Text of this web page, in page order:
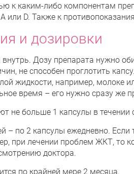
к каким-либо компонентам
или D. Также к
и дозировки
Дозу препарата нужно
не способен проглотить
жидкости, например, молоке
время – его нужно сразу же
не больше 1 капсулы в течении
– по 2 капсулы ежедневно. Если
при лечении проблем ЖКТ, то
доктора.
по крайней мере 2 месяца.